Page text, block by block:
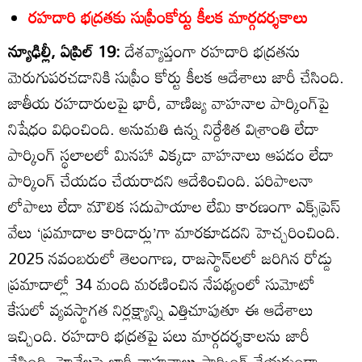
రహదారి భద్రతకు సుప్రీంకోర్టు కీలక మార్గదర్శకాలు
న్యూఢిల్లీ, ఏప్రిల్‌ 19:దేశవ్యాప్తంగా రహదారి భద్రతను
మెరుగుపరచడానికి సుప్రీం కోర్టు కీలక ఆదేశాలు జారీ చేసింది.
జాతీయ రహదారులపై భారీ, వాణిజ్య వాహనాల పార్కింగ్‌పై
నిషేధం విధించింది. అనుమతి ఉన్న నిర్దేశిత విశ్రాంతి లేదా
పార్కింగ్‌ స్థలాలలో మినహా ఎక్కడా వాహనాలు ఆపడం లేదా
పార్కింగ్‌ చేయడం చేయరాదని ఆదేశించింది. పరిపాలనా
లోపాలు లేదా మౌలిక సదుపాయాల లేమి కారణంగా ఎక్స్‌ప్రెస్‌
వేలు ‘ప్రమాదాల కారిడార్లు’గా మారకూడదని హెచ్చరించింది.
2025 నవంబరులో తెలంగాణ, రాజస్థాన్‌లలో జరిగిన రోడ్డు
ప్రమాదాల్లో 34 మంది మరణించిన నేపథ్యంలో సుమోటో
కేసులో వ్యవస్థాగత నిర్లక్ష్యాన్ని ఎత్తిచూపుతూ ఈ ఆదేశాలు
ఇచ్చింది. రహదారి భద్రతపై పలు మార్గదర్శకాలను జారీ